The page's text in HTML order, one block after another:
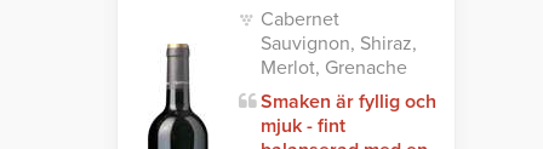
Cabernet
Sauvignon, Shiraz,
Merlot, Grenache
Smaken är fyllig och
mjuk - fint